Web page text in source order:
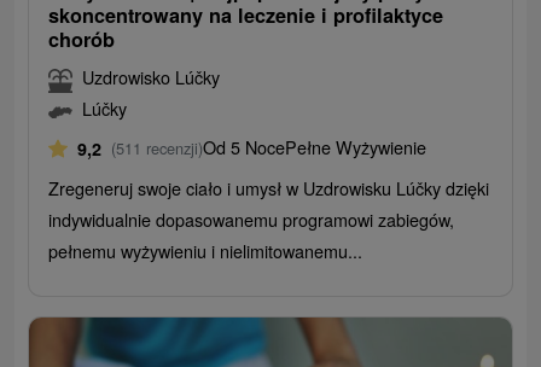
skoncentrowany na leczenie i profilaktyce
chorób
Uzdrowisko Lúčky
Lúčky
9,2 (511 recenzji)Od 5 NocePełne Wyżywienie
Zregeneruj swoje ciało i umysł w Uzdrowisku Lúčky dzięki
indywidualnie dopasowanemu programowi zabiegów,
pełnemu wyżywieniu i nielimitowanemu...